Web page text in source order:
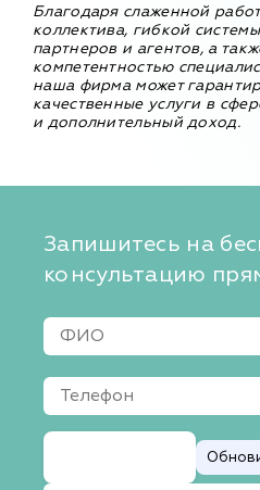
Благодаря слаженной
коллектива, гибкой
партнеров и агентов, а
компетентностью
наша фирма может
качественные услуги в
и дополнительный доход.
Запишитесь на
консультацию